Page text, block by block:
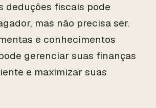
deduções fiscais pode
mas não precisa ser.
e conhecimentos
gerenciar suas finanças
e maximizar suas